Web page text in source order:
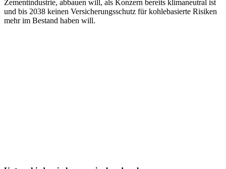
Zementindustrie, abbauen will, als Konzern bereits klimaneutral ist
und bis 2038 keinen Versicherungsschutz für kohlebasierte Risiken
mehr im Bestand haben will.